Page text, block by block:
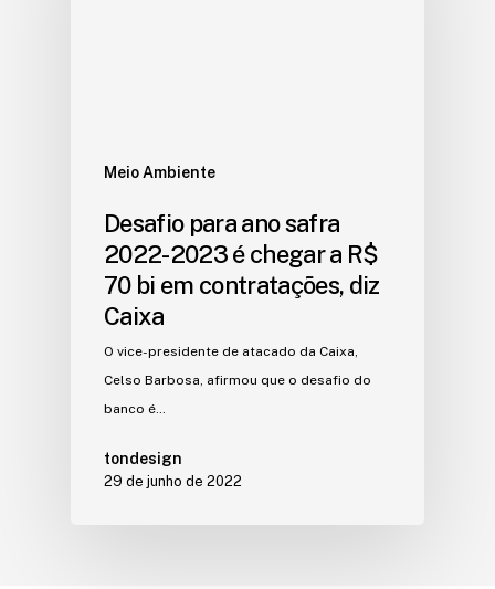
Meio Ambiente
Desafio para ano safra
2022-2023 é chegar a R$
70 bi em contratações, diz
Caixa
O vice-presidente de atacado da Caixa,
Celso Barbosa, afirmou que o desafio do
banco é…
tondesign
29 de junho de 2022